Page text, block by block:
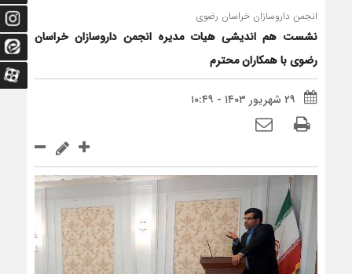
انجمن داروسازان خراسان رضوی
نشست هم اندیشی هیات مدیره انجمن داروسازان خراسان
رضوی با همکاران محترم
۲۹ شهریور ۱۴۰۳ - ۱۰:۴۹